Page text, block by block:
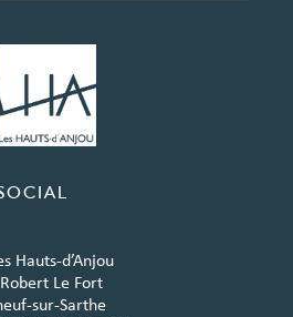
Hauts-d’Anjou
Le Fort
sur-Sarthe